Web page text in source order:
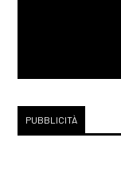
PUBBLICITÀ